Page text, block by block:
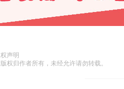
声明
权归作者所有，未经允许请勿转载。